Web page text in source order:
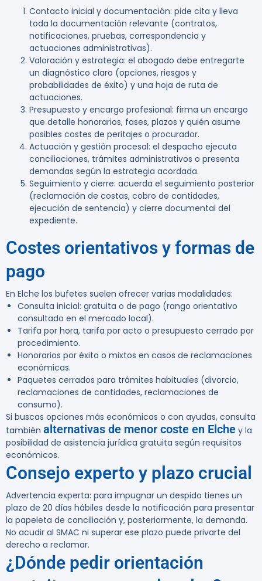
Contacto inicial y documentación: pide cita y lleva
toda la documentación relevante (contratos,
notificaciones, pruebas, correspondencia y
actuaciones administrativas).
Valoración y estrategia: el abogado debe entregarte
un diagnóstico claro (opciones, riesgos y
probabilidades de éxito) y una hoja de ruta de
actuaciones.
Presupuesto y encargo profesional: firma un encargo
que detalle honorarios, fases, plazos y quién asume
posibles costes de peritajes o procurador.
Actuación y gestión procesal: el despacho ejecuta
conciliaciones, trámites administrativos o presenta
demandas según la estrategia acordada.
Seguimiento y cierre: acuerda el seguimiento posterior
(reclamación de costas, cobro de cantidades,
ejecución de sentencia) y cierre documental del
expediente.
Costes orientativos y formas de
pago
En Elche los bufetes suelen ofrecer varias modalidades:
Consulta inicial: gratuita o de pago (rango orientativo
consultado en el mercado local).
Tarifa por hora, tarifa por acto o presupuesto cerrado por
procedimiento.
Honorarios por éxito o mixtos en casos de reclamaciones
económicas.
Paquetes cerrados para trámites habituales (divorcio,
reclamaciones de cantidades, reclamaciones de
consumo).
Si buscas opciones más económicas o con ayudas, consulta
también alternativas de menor coste en Elche y la
posibilidad de asistencia jurídica gratuita según requisitos
económicos.
Consejo experto y plazo crucial
Advertencia experta: para impugnar un despido tienes un
plazo de 20 días hábiles desde la notificación para presentar
la papeleta de conciliación y, posteriormente, la demanda.
No acudir al SMAC ni superar ese plazo puede privarte del
derecho a reclamar.
¿Dónde pedir orientación